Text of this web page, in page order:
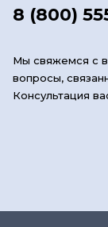
8 (800)
Мы свяжемся с
вопросы,
Консультация